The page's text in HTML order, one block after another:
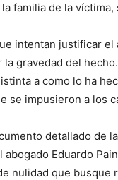
familia de la víctima,
intentan justificar
gravedad del
a como lo ha
se impusieron a los
detallado de
abogado Eduardo
nulidad que busque